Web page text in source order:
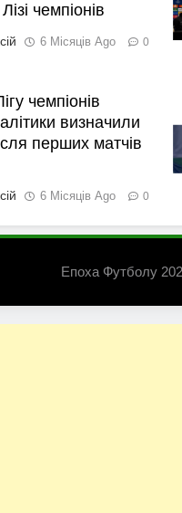
чемпіонів
6 Місяців Ago 0
чемпіонів
визначили
перших матчів
6 Місяців Ago 0
Епоха Футболу